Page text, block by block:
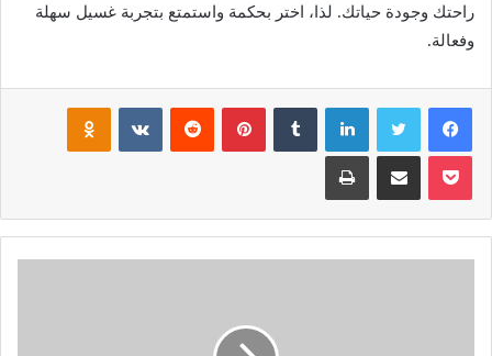
راحتك وجودة حياتك. لذا، اختر بحكمة واستمتع بتجربة غسيل سهلة
وفعالة.
فيسبوك تويتر لينكدإن بينتيريست
بوكيت مشاركة عبر البريد طباعة